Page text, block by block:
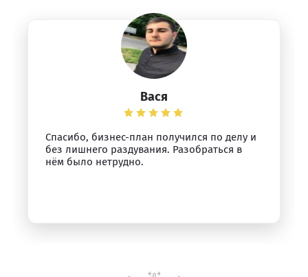
Вася
Спасибо, бизнес-план получился по делу и
без лишнего раздувания. Разобраться в
нём было нетрудно.